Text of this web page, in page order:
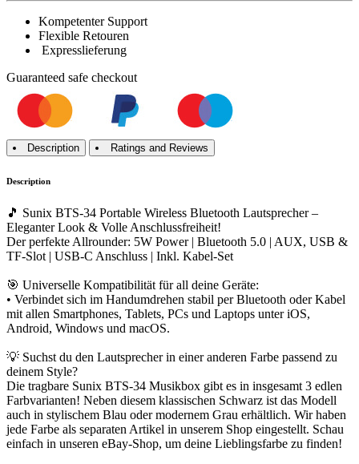
Kompetenter Support
Flexible Retouren
Expresslieferung
Guaranteed safe checkout
Description Ratings and Reviews
Description
🎵 Sunix BTS-34 Portable Wireless Bluetooth Lautsprecher –
Eleganter Look & Volle Anschlussfreiheit!
Der perfekte Allrounder: 5W Power | Bluetooth 5.0 | AUX, USB &
TF-Slot | USB-C Anschluss | Inkl. Kabel-Set
🎯 Universelle Kompatibilität für all deine Geräte:
• Verbindet sich im Handumdrehen stabil per Bluetooth oder Kabel
mit allen Smartphones, Tablets, PCs und Laptops unter iOS,
Android, Windows und macOS.
💡 Suchst du den Lautsprecher in einer anderen Farbe passend zu
deinem Style?
Die tragbare Sunix BTS-34 Musikbox gibt es in insgesamt 3 edlen
Farbvarianten! Neben diesem klassischen Schwarz ist das Modell
auch in stylischem Blau oder modernem Grau erhältlich. Wir haben
jede Farbe als separaten Artikel in unserem Shop eingestellt. Schau
einfach in unseren eBay-Shop, um deine Lieblingsfarbe zu finden!